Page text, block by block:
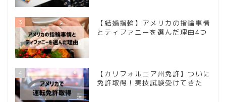
3
【結婚指輪】アメリカの指輪事情
とティファニーを選んだ理由4つ
4
【カリフォルニア州免許】ついに
免許取得！実技試験受けてきた